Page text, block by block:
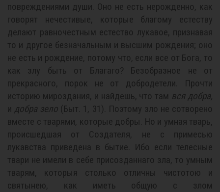
повреждениями души. Оно не есть нерожденно, как
говорят нечестивые, которые благому естеству
делают равночестным естество лукавое, признавая
то и другое безначальным и высшим рождения; оно
не есть и рождение, потому что, если все от Бога, то
как злу быть от Благаго? Безобразное не от
прекрасного, порок не от добродетели. Прочти
историю мироздания, и найдешь, что там вся добра,
и добра зело (Быт. 1, 31). Поэтому зло не сотворено
вместе с тварями, которые добры. Но и умная тварь,
происшедшая от Создателя, не с примесью
лукавства приведена в бытие. Ибо если телесные
твари не имели в себе присозданнаго зла, то умным
тварям, которыя столько отличны чистотою и
святынею, как иметь общую с злом